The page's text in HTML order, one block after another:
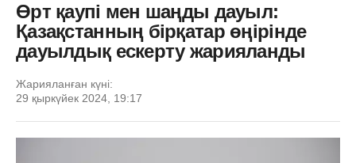
Өрт қаупі мен шаңды дауыл:
Қазақстанның бірқатар өңірінде
дауылдық ескерту жарияланды
Жарияланған күні:
29 қыркүйек 2024, 19:17